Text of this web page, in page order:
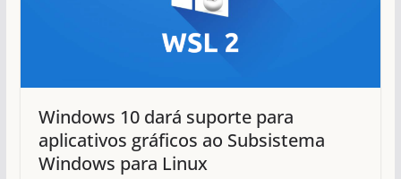
Windows 10 dará suporte para
aplicativos gráficos ao Subsistema
Windows para Linux